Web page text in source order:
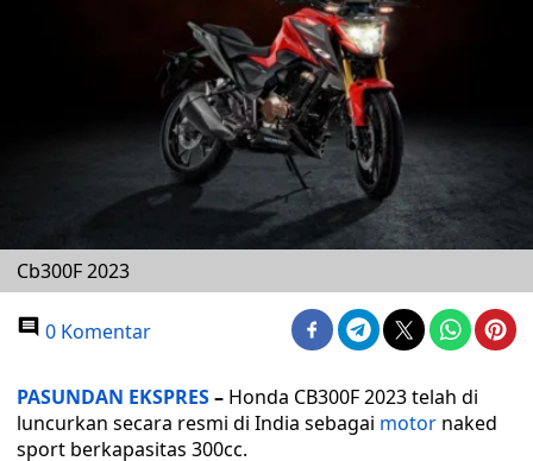
Cb300F 2023
0 Komentar
PASUNDAN EKSPRES– Honda CB300F 2023 telah di
luncurkan secara resmi di India sebagai motor naked
sport berkapasitas 300cc.